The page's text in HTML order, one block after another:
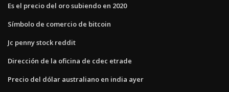
Es el precio del oro subiendo en 2020
Símbolo de comercio de bitcoin
Jc penny stock reddit
Dirección de la oficina de cdec etrade
Precio del dólar australiano en india ayer